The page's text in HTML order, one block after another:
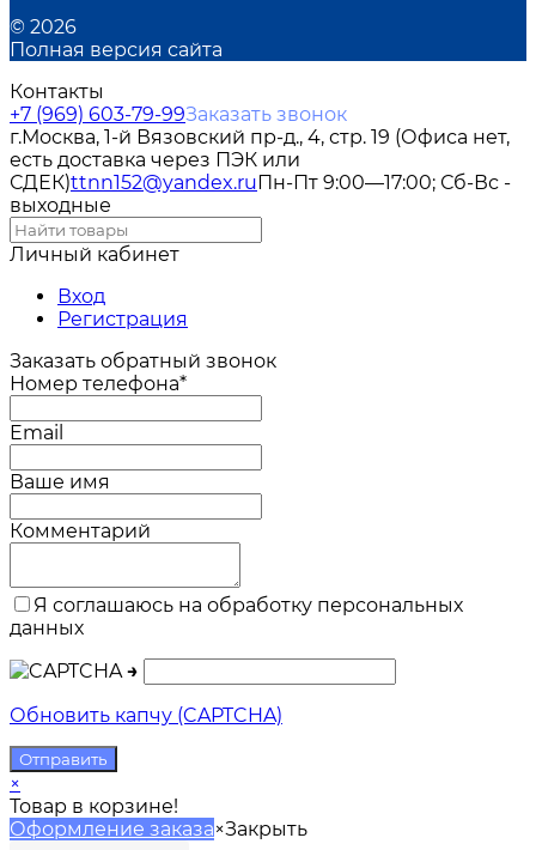
© 2026
Полная версия сайта
Контакты
+7 (969) 603-79-99Заказать звонок
г.Москва, 1-й Вязовский пр-д., 4, стр. 19 (Офиса нет,
есть доставка через ПЭК или
СДЕК)ttnn152@yandex.ruПн-Пт 9:00—17:00; Сб-Вс -
выходные
Личный кабинет
Вход
Регистрация
Заказать обратный звонок
Номер телефона*
Email
Ваше имя
Комментарий
Я соглашаюсь на обработку персональных
данных
→
Обновить капчу (CAPTCHA)
×
Товар в корзине!
Оформление заказа×Закрыть